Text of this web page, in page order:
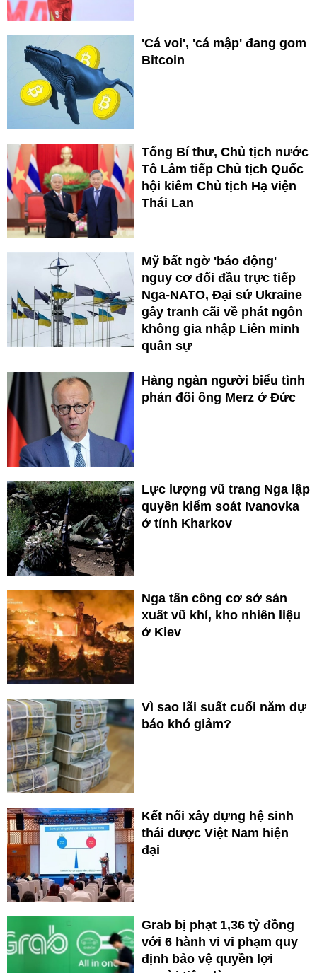
'Cá voi', 'cá mập' đang gom
Bitcoin
Tổng Bí thư, Chủ tịch nước
Tô Lâm tiếp Chủ tịch Quốc
hội kiêm Chủ tịch Hạ viện
Thái Lan
Mỹ bất ngờ 'báo động'
nguy cơ đối đầu trực tiếp
Nga-NATO, Đại sứ Ukraine
gây tranh cãi về phát ngôn
không gia nhập Liên minh
quân sự
Hàng ngàn người biểu tình
phản đối ông Merz ở Đức
Lực lượng vũ trang Nga lập
quyền kiểm soát Ivanovka
ở tỉnh Kharkov
Nga tấn công cơ sở sản
xuất vũ khí, kho nhiên liệu
ở Kiev
Vì sao lãi suất cuối năm dự
báo khó giảm?
Kết nối xây dựng hệ sinh
thái dược Việt Nam hiện
đại
Grab bị phạt 1,36 tỷ đồng
với 6 hành vi vi phạm quy
định bảo vệ quyền lợi